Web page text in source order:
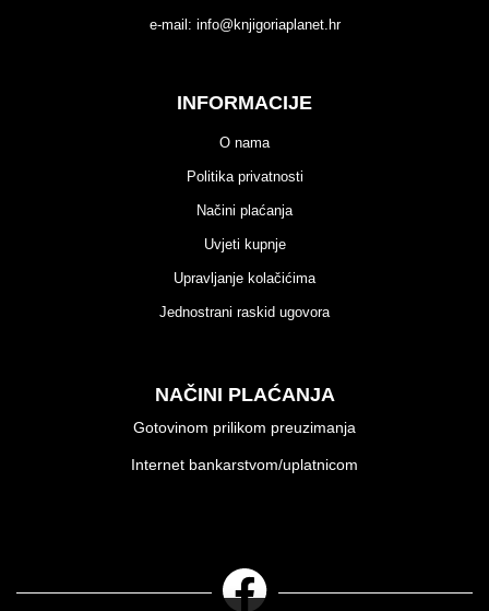
e-mail: info@knjigoriaplanet.hr
INFORMACIJE
O nama
Politika privatnosti
Načini plaćanja
Uvjeti kupnje
Upravljanje kolačićima
Jednostrani raskid ugovora
NAČINI PLAĆANJA
Gotovinom prilikom preuzimanja
Internet bankarstvom/uplatnicom